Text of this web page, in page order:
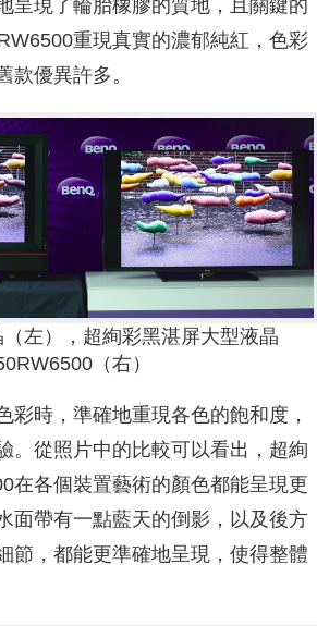
呈現了輪胎橡膠的質地，且關鍵的
重現真實的濃郁純紅，色彩
款優異許多。
左），超絢彩黑湛屏大型液晶
（右）
彩時，準確地重現各色的飽和度，
。從照片中的比較可以看出，超絢
在各個裝置藝術的顏色都能呈現更
面帶有一點藍天的倒影，以及後方
節，都能更準確地呈現，使得整體